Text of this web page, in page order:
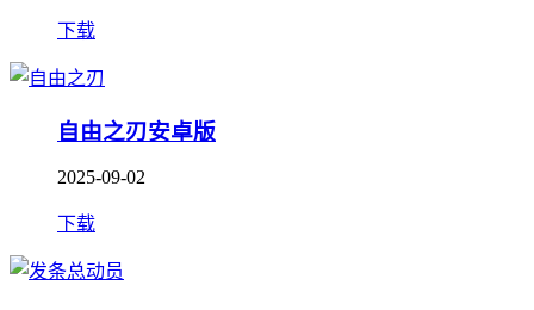
下载
自由之刃安卓版
2025-09-02
下载